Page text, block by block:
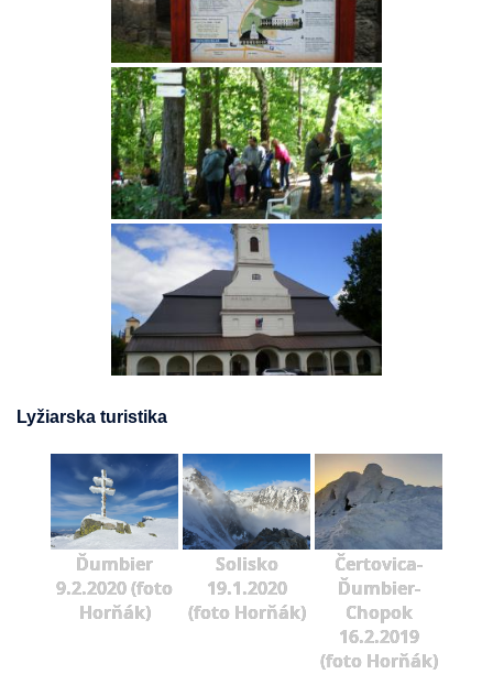
Lyžiarska turistika
Ďumbier
9.2.2020 (foto
Horňák)
Solisko
19.1.2020
(foto Horňák)
Čertovica-
Ďumbier-
Chopok
16.2.2019
(foto Horňák)